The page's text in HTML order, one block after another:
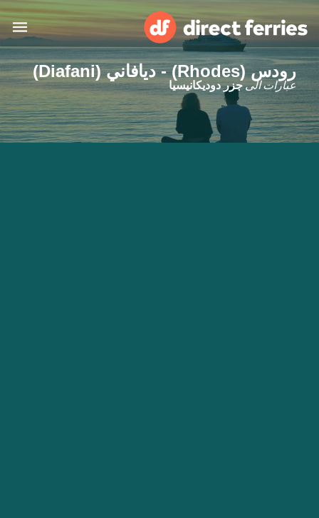
البلدان
تذاكر العبّارة
رودس (Rhodes) - ديافاني (Diafani)
عبارات الىجزر دوديكانيسيا